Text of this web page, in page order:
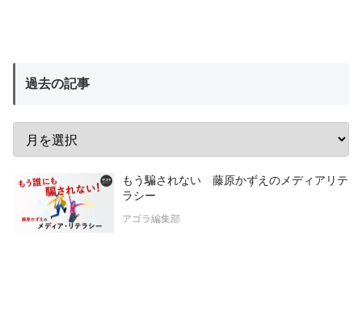
過去の記事
もう騙されない 藤原かずえのメディアリテ
ラシー
アゴラ編集部